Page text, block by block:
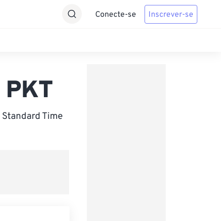
Conecte-se Inscrever-se
Time